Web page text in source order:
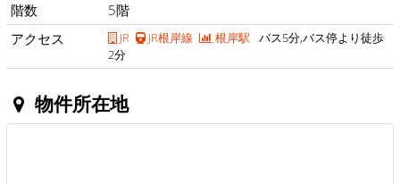
階数
5階
アクセス
JR JR根岸線 根岸駅 バス5分,バス停より徒歩
2分
物件所在地